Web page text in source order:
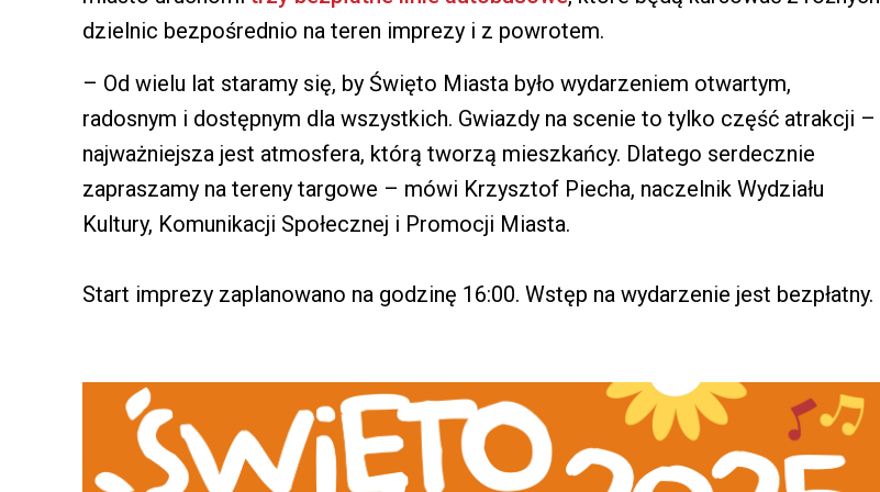
dzielnic bezpośrednio na teren imprezy i z powrotem.
– Od wielu lat staramy się, by Święto Miasta było wydarzeniem otwartym,
radosnym i dostępnym dla wszystkich. Gwiazdy na scenie to tylko część atrakcji –
najważniejsza jest atmosfera, którą tworzą mieszkańcy. Dlatego serdecznie
zapraszamy na tereny targowe – mówi Krzysztof Piecha, naczelnik Wydziału
Kultury, Komunikacji Społecznej i Promocji Miasta.
Start imprezy zaplanowano na godzinę 16:00. Wstęp na wydarzenie jest bezpłatny.